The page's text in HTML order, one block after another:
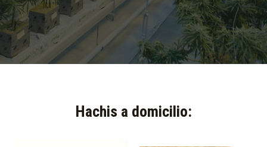
Hachis a domicilio:​